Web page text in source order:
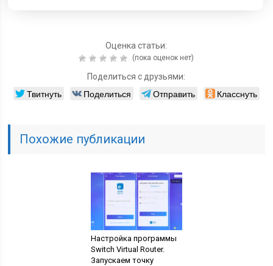
Оценка статьи:
(пока оценок нет)
Поделиться с друзьями:
Твитнуть Поделиться Отправить Класснуть
Похожие публикации
Настройка программы
Switch Virtual Router.
Запускаем точку